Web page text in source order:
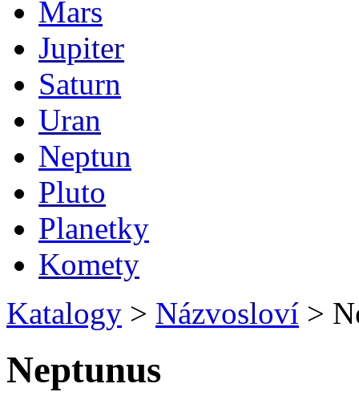
Mars
Jupiter
Saturn
Uran
Neptun
Pluto
Planetky
Komety
Katalogy > Názvosloví >
Neptunus